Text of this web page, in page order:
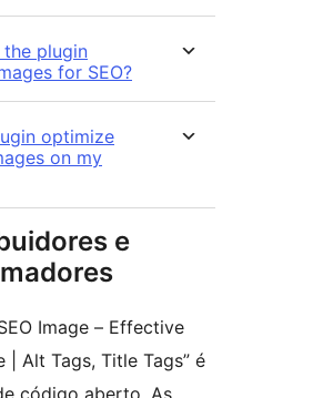
plugin
for SEO?
optimize
on my
e
Image – Effective
| Alt Tags, Title Tags” é